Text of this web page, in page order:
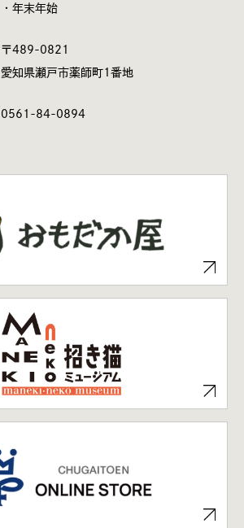
・年末年始
〒489-0821
愛知県瀬戸市薬師町1番地
0561-84-0894